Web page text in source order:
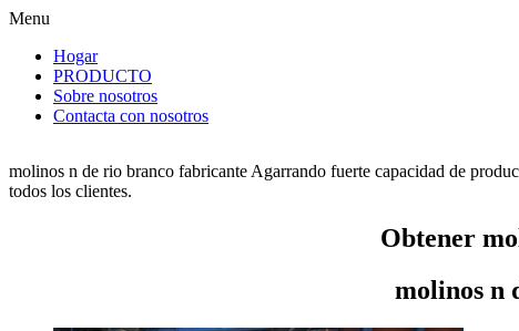
Menu
Hogar
PRODUCTO
Sobre nosotros
Contacta con nosotros
molinos n de rio branco fabricante Agarrando fuerte capacidad de
todos los clientes.
Obtener
molinos n